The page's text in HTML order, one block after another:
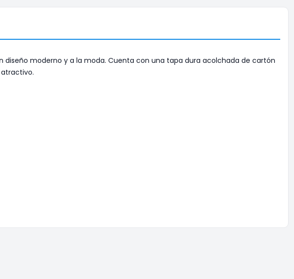
diseño moderno y a la moda. Cuenta con una tapa dura acolchada de cartón